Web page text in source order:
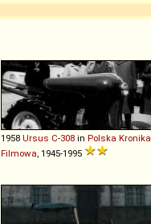
1958 Ursus C-308 in Polska Kronika
Filmowa , 1945-1995